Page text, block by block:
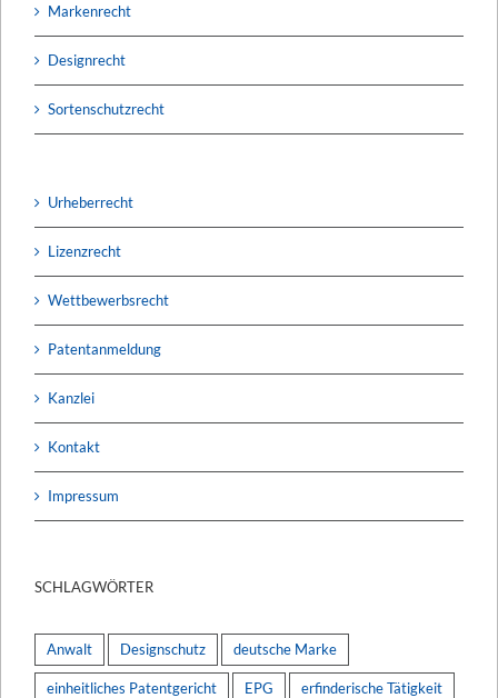
Markenrecht
Designrecht
Sortenschutzrecht
Urheberrecht
Lizenzrecht
Wettbewerbsrecht
Patentanmeldung
Kanzlei
Kontakt
Impressum
SCHLAGWÖRTER
Anwalt Designschutz deutsche Marke
einheitliches Patentgericht EPG erfinderische Tätigkeit